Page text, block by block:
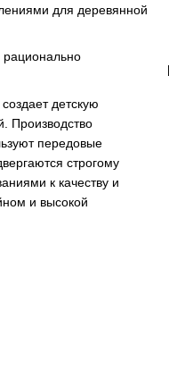
для деревянной
рационально
детскую
Производство
передовые
строгому
к качеству и
и высокой